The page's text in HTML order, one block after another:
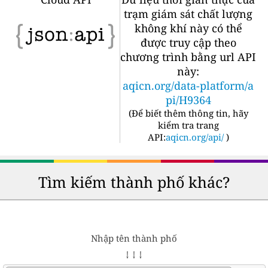
trạm giám sát chất lượng
không khí này có thể
được truy cập theo
chương trình bằng url API
này:
aqicn.org/data-platform/a
pi/H9364
(Để biết thêm thông tin, hãy
kiểm tra trang
API:aqicn.org/api/ )
Tìm kiếm thành phố khác?
Nhập tên thành phố
↓ ↓ ↓